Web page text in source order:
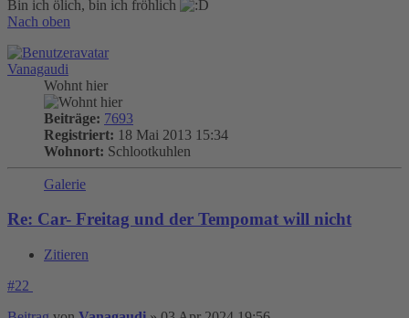
Bin ich ölich, bin ich fröhlich
Nach oben
Vanagaudi
Wohnt hier
Beiträge: 7693
Registriert: 18 Mai 2013 15:34
Wohnort: Schlootkuhlen
Galerie
Re: Car- Freitag und der Tempomat will nicht
Zitieren
#22